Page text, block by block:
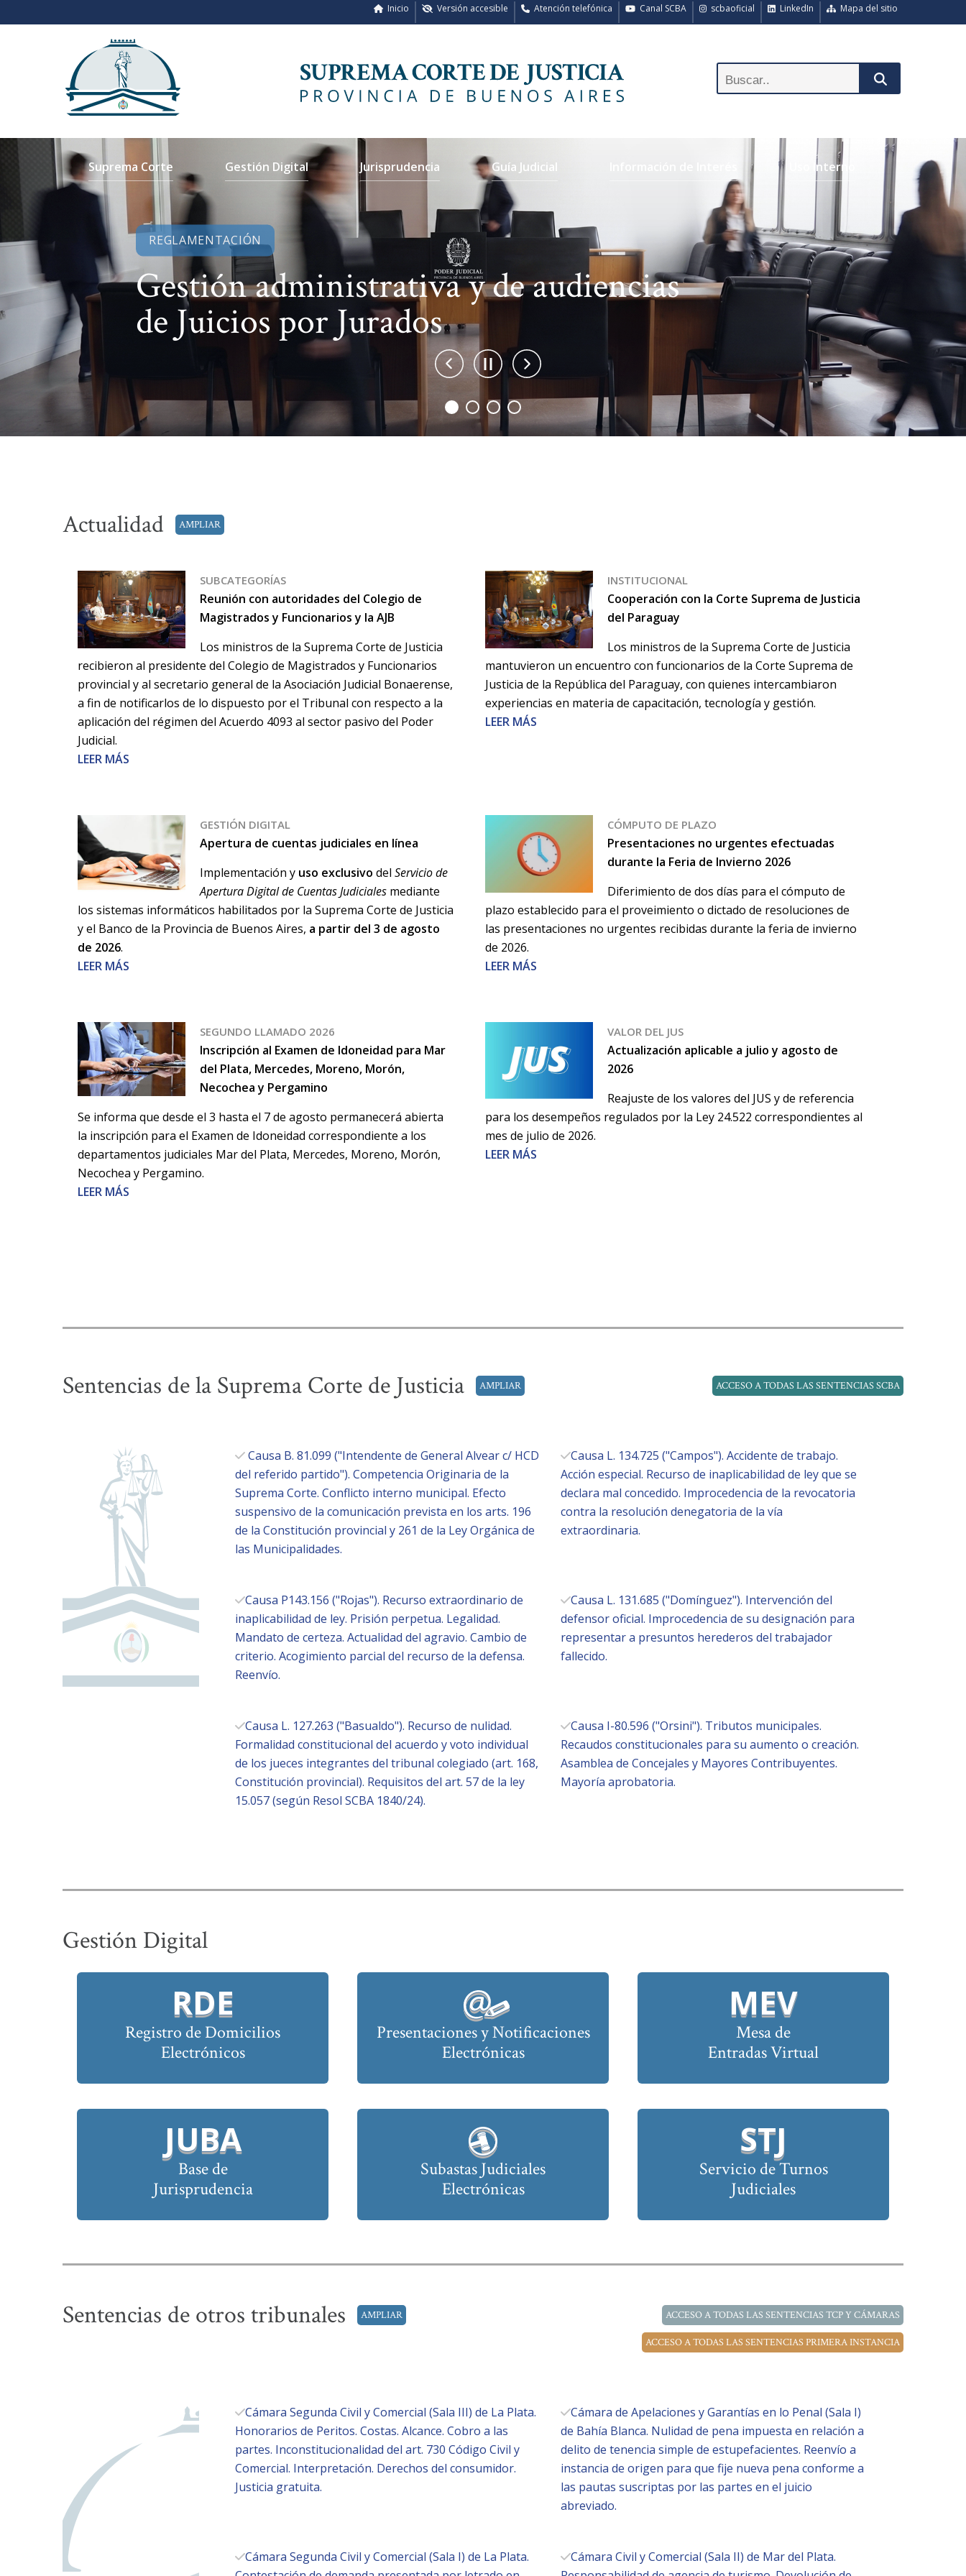
Mapa del sitio
LinkedIn
scbaoficial
Canal SCBA
Atención telefónica
Versión accesible
Inicio
Suprema Corte Gestión Digital Jurisprudencia Guía Judicial Uso Interno
REGLAMENTACIÓN
Gestión administrativa y de audiencias
de Juicios por Jurados
Actualidad AMPLIAR
SUBCATEGORÍAS
Reunión con autoridades del Colegio de
Magistrados y Funcionarios y la AJB
Los ministros de la Suprema Corte de Justicia
recibieron al presidente del Colegio de Magistrados y Funcionarios
provincial y al secretario general de la Asociación Judicial Bonaerense,
a fin de notificarlos de lo dispuesto por el Tribunal con respecto a la
aplicación del régimen del Acuerdo 4093 al sector pasivo del Poder
Judicial.
LEER MÁS
INSTITUCIONAL
Cooperación con la Corte Suprema de Justicia
del Paraguay
Los ministros de la Suprema Corte de Justicia
mantuvieron un encuentro con funcionarios de la Corte Suprema de
Justicia de la República del Paraguay, con quienes intercambiaron
experiencias en materia de capacitación, tecnología y gestión.
LEER MÁS
GESTIÓN DIGITAL
Apertura de cuentas judiciales en línea
Implementación y uso exclusivo del Servicio de
Apertura Digital de Cuentas Judiciales mediante
los sistemas informáticos habilitados por la Suprema Corte de Justicia
y el Banco de la Provincia de Buenos Aires, a partir del 3 de agosto
de 2026.
LEER MÁS
CÓMPUTO DE PLAZO
Presentaciones no urgentes efectuadas
durante la Feria de Invierno 2026
Diferimiento de dos días para el cómputo de
plazo establecido para el proveimiento o dictado de resoluciones de
las presentaciones no urgentes recibidas durante la feria de invierno
de 2026.
LEER MÁS
SEGUNDO LLAMADO 2026
Inscripción al Examen de Idoneidad para Mar
del Plata, Mercedes, Moreno, Morón,
Necochea y Pergamino
Se informa que desde el 3 hasta el 7 de agosto permanecerá abierta
la inscripción para el Examen de Idoneidad correspondiente a los
departamentos judiciales Mar del Plata, Mercedes, Moreno, Morón,
Necochea y Pergamino.
LEER MÁS
VALOR DEL JUS
Actualización aplicable a julio y agosto de
2026
Reajuste de los valores del JUS y de referencia
para los desempeños regulados por la Ley 24.522 correspondientes al
mes de julio de 2026.
LEER MÁS
Sentencias de la Suprema Corte de Justicia AMPLIAR ACCESO A TODAS LAS SENTENCIAS SCBA
Causa B. 81.099 ("Intendente de General Alvear c/ HCD
del referido partido"). Competencia Originaria de la
Suprema Corte. Conflicto interno municipal. Efecto
suspensivo de la comunicación prevista en los arts. 196
de la Constitución provincial y 261 de la Ley Orgánica de
las Municipalidades.
Causa L. 134.725 ("Campos"). Accidente de trabajo.
Acción especial. Recurso de inaplicabilidad de ley que se
declara mal concedido. Improcedencia de la revocatoria
contra la resolución denegatoria de la vía
extraordinaria.
Causa P143.156 ("Rojas"). Recurso extraordinario de
inaplicabilidad de ley. Prisión perpetua. Legalidad.
Mandato de certeza. Actualidad del agravio. Cambio de
criterio. Acogimiento parcial del recurso de la defensa.
Reenvío.
Causa L. 131.685 ("Domínguez"). Intervención del
defensor oficial. Improcedencia de su designación para
representar a presuntos herederos del trabajador
fallecido.
Causa L. 127.263 ("Basualdo"). Recurso de nulidad.
Formalidad constitucional del acuerdo y voto individual
de los jueces integrantes del tribunal colegiado (art. 168,
Constitución provincial). Requisitos del art. 57 de la ley
15.057 (según Resol SCBA 1840/24).
Causa I-80.596 ("Orsini"). Tributos municipales.
Recaudos constitucionales para su aumento o creación.
Asamblea de Concejales y Mayores Contribuyentes.
Mayoría aprobatoria.
Gestión Digital
RDE
Registro de Domicilios
Electrónicos
Presentaciones y Notificaciones
Electrónicas
MEV
Mesa de
Entradas Virtual
JUBA
Base de
Jurisprudencia
Subastas Judiciales
Electrónicas
STJ
Servicio de Turnos
Judiciales
Sentencias de otros tribunales AMPLIAR ACCESO A TODAS LAS SENTENCIAS TCP Y CÁMARAS
ACCESO A TODAS LAS SENTENCIAS PRIMERA INSTANCIA
Cámara Segunda Civil y Comercial (Sala III) de La Plata.
Honorarios de Peritos. Costas. Alcance. Cobro a las
partes. Inconstitucionalidad del art. 730 Código Civil y
Comercial. Interpretación. Derechos del consumidor.
Justicia gratuita.
Cámara de Apelaciones y Garantías en lo Penal (Sala I)
de Bahía Blanca. Nulidad de pena impuesta en relación a
delito de tenencia simple de estupefacientes. Reenvío a
instancia de origen para que fije nueva pena conforme a
las pautas suscriptas por las partes en el juicio
abreviado.
Cámara Segunda Civil y Comercial (Sala I) de La Plata.
Cámara Civil y Comercial (Sala II) de Mar del Plata.